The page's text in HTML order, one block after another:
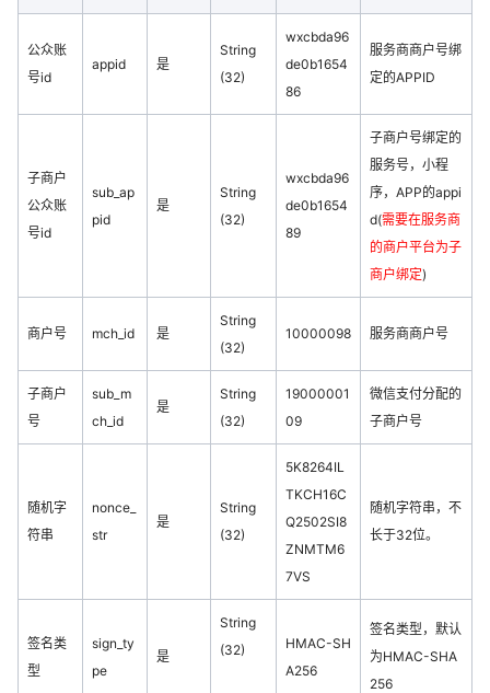
公众账
号id
appid 是
String
(32)
wxcbda96
de0b1654
86
服务商商户号绑
定的APPID
子商户
公众账
号id
sub_ap
pid
是
String
(32)
wxcbda96
de0b1654
89
子商户号绑定的
服务号，小程
序，APP的appi
d(需要在服务商
的商户平台为子
商户绑定)
商户号 mch_id 是
String
(32)
10000098 服务商商户号
子商户
号
sub_m
ch_id
是
String
(32)
19000001
09
微信支付分配的
子商户号
随机字
符串
nonce_
str
是
String
(32)
5K8264IL
TKCH16C
Q2502SI8
ZNMTM6
7VS
随机字符串，不
长于32位。
签名类
型
sign_ty
pe
是
String
(32)
HMAC-SH
A256
签名类型，默认
为HMAC-SHA
256